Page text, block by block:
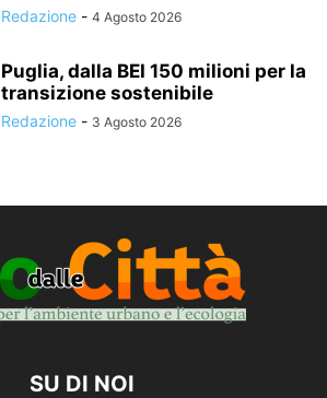
Redazione - 4 Agosto 2026
Puglia, dalla BEI 150 milioni per la
transizione sostenibile
Redazione - 3 Agosto 2026
SU DI NOI